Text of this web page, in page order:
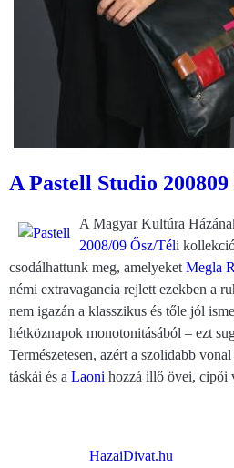
A Pastell Studio
A Magyar Kultúra
2008/09 Ősz/Téli
csodálhattunk meg, amelyeketMegla
némi extravagancia rejlett ezekben a
nem igazán a klasszikus és tőle jól
hétköznapok monotonitásából – ezt
Természetesen, azért a szolidabb
táskái és a Laoni hozzá illő övei, cipői
HazaiDivat.hu